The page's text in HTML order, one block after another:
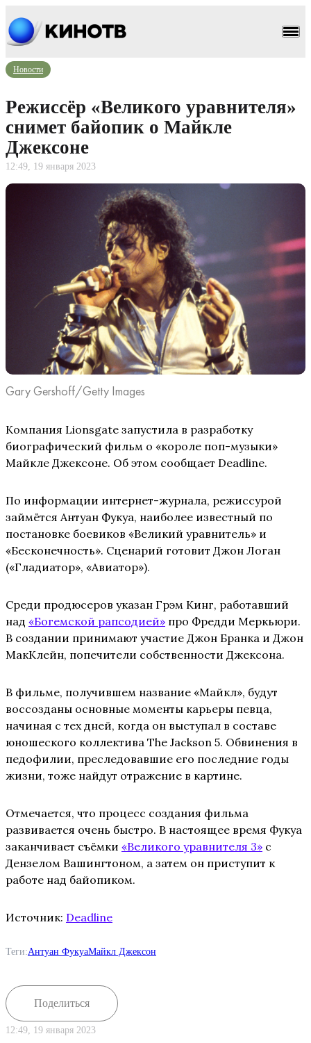
Новости
Режиссёр «Великого уравнителя»
снимет байопик о Майкле
Джексоне
12:49, 19 января 2023
Gary Gershoff/Getty Images
Компания Lionsgate запустила в разработку
биографический фильм о «короле поп-музыки»
Майкле Джексоне. Об этом сообщает Deadline.
По информации интернет-журнала, режиссурой
займётся Антуан Фукуа, наиболее известный по
постановке боевиков «Великий уравнитель» и
«Бесконечность». Сценарий готовит Джон Логан
(«Гладиатор», «Авиатор»).
Среди продюсеров указан Грэм Кинг, работавший
над «Богемской рапсодией» про Фредди Меркьюри.
В создании принимают участие Джон Бранка и Джон
МакКлейн, попечители собственности Джексона.
В фильме, получившем название «Майкл», будут
воссозданы основные моменты карьеры певца,
начиная с тех дней, когда он выступал в составе
юношеского коллектива The Jackson 5. Обвинения в
педофилии, преследовавшие его последние годы
жизни, тоже найдут отражение в картине.
Отмечается, что процесс создания фильма
развивается очень быстро. В настоящее время Фукуа
заканчивает съёмки «Великого уравнителя 3» с
Дензелом Вашингтоном, а затем он приступит к
работе над байопиком.
Источник: Deadline
Теги:Антуан ФукуаМайкл Джексон
Поделиться
12:49, 19 января 2023